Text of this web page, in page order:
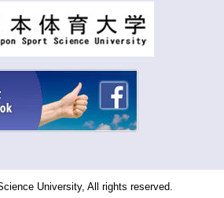
University, All rights reserved.